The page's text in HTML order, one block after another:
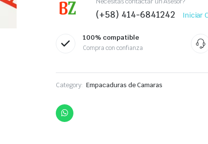
(+58) 414-6841242 Iniciar
100% compatible
Compra con confianza
Category: Empacaduras de Camaras